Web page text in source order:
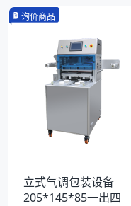
询价商品
立式气调包装设备
205*145*85一出四